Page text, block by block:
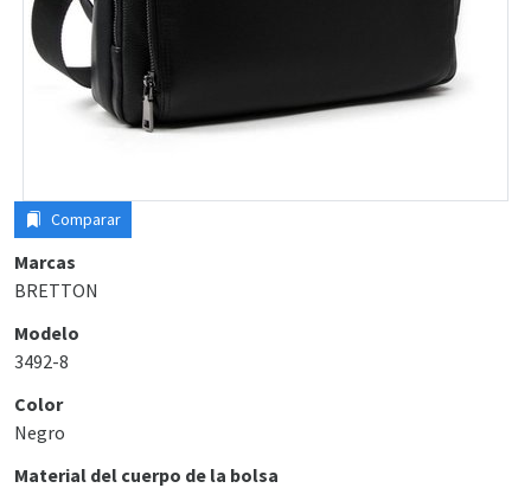
Comparar
Marcas
BRETTON
Modelo
3492-8
Color
Negro
Material del cuerpo de la bolsa